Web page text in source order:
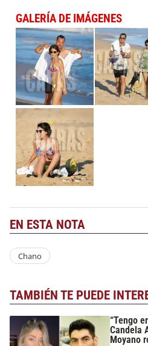
GALERÍA DE IMÁGENES
EN ESTA NOTA
Chano
TAMBIÉN TE PUEDE
“Tengo
Candela
Moyano